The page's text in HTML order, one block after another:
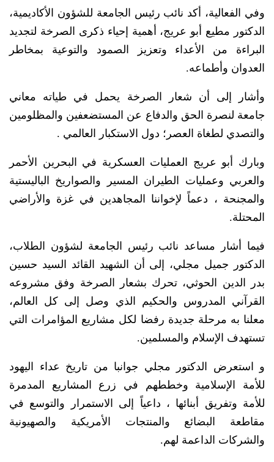
وفي الفعالية، أكد نائب رئيس الجامعة للشؤون الأكاديمية،
الدكتور مطيع أبو عريج، أهمية إحياء ذكرى الصرخة لتجديد
البراءة من الأعداء وتعزيز الصمود والتوعية بمخاطر
العدوان وأطماعه.
وأشار إلى أن شعار الصرخة يحمل في طياته معاني
جامعة لنصرة الحق والدفاع عن المستضعفين والمظلومين
والتصدي لطغاة العصر؛ دول الاستكبار العالمي .
وبارك أبو عريج العمليات العسكرية في البحرين الأحمر
والعربي وعمليات الطيران المسير والصواريخ الباليستية
والمجنحة ، دعماً لإخواننا المجاهدين في غزة والأراضي
المحتلة.
فيما أشار مساعد نائب رئيس الجامعة لشؤون الطلاب،
الدكتور جميل مجلي، إلى أن الشهيد القائد السيد حسين
بدر الدين الحوثي، تحرك بشعار الصرخة وفق مشروعه
القرآني المدروس والحكيم الذي وصل إلى كل العالم،
معلنا به مرحلة جديدة رفضا لكل مشاريع المؤامرات التي
تستهدف الإسلام والمسلمين.
و استعرض الدكتور مجلي جوانبا من تاريخ عداء اليهود
للأمة الإسلامية وخططهم في زرع المشاريع المدمرة
للأمة وتفريق أبنائها ، داعياً إلى الاستمرار والتوسع في
مقاطعة البضائع والمنتجات الأمريكية والصهيونية
والشركات الداعمة لهم.